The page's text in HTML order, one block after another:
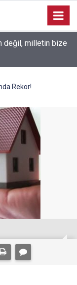
değil, milletin bize
Rekor!